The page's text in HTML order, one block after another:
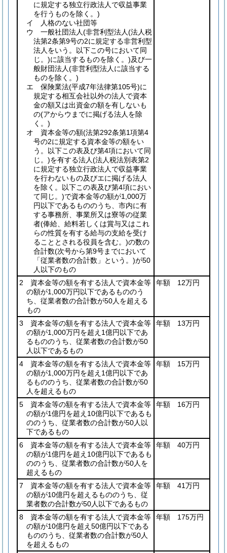
に規定する独立行政法人で収益事業
を行うものを除く。)
イ 人格のない社団等
ウ 一般社団法人(非営利型法人(法人税
法第2条第9号の2に規定する非営利型
法人をいう。以下この号において同
じ。)に該当するものを除く。)及び一
般財団法人(非営利型法人に該当する
ものを除く。)
エ 保険業法(平成7年法律第105号)に
規定する相互会社以外の法人で資本
金の額又は出資金の額を有しないも
の(アからウまでに掲げる法人を除
く。)
オ 資本金等の額(法第292条第1項第4
号の2に規定する資本金等の額をい
う。以下この表及び第4項において同
じ。)を有する法人(法人税法別表第2
に規定する独立行政法人で収益事業
を行わないもの及びエに掲げる法人
を除く。以下この表及び第4項におい
て同じ。)で資本金等の額が1,000万
円以下であるもののうち、市内に有
する事務所、事業所又は寮等の従業
者(俸給、給料若しくは賞与又はこれ
らの性質を有する給与の支給を受け
ることとされる役員を含む。)の数の
合計数(次号から第9号までにおいて
「従業者数の合計数」という。)が50
人以下のもの
2 資本金等の額を有する法人で資本金等
の額が1,000万円以下であるもののう
ち、従業者数の合計数が50人を超える
もの
年額 12万円
3 資本金等の額を有する法人で資本金等
の額が1,000万円を超え1億円以下であ
るもののうち、従業者数の合計数が50
人以下であるもの
年額 13万円
4 資本金等の額を有する法人で資本金等
の額が1,000万円を超え1億円以下であ
るもののうち、従業者数の合計数が50
人を超えるもの
年額 15万円
5 資本金等の額を有する法人で資本金等
の額が1億円を超え10億円以下であるも
ののうち、従業者数の合計数が50人以
下であるもの
年額 16万円
6 資本金等の額を有する法人で資本金等
の額が1億円を超え10億円以下であるも
ののうち、従業者数の合計数が50人を
超えるもの
年額 40万円
7 資本金等の額を有する法人で資本金等
の額が10億円を超えるもののうち、従
業者数の合計数が50人以下であるもの
年額 41万円
8 資本金等の額を有する法人で資本金等
の額が10億円を超え50億円以下である
もののうち、従業者数の合計数が50人
を超えるもの
年額 175万円